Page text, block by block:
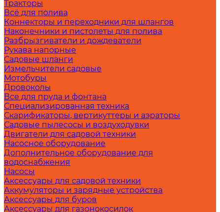
Тракторы
Всё для полива
Коннекторы и переходники для шлангов
Наконечники и пистолеты для полива
Разбрызгиватели и дождеватели
Рукава напорные
Садовые шланги
Измельчители садовые
Мотобуры
Дровоколы
Все для пруда и фонтана
Специализированная техника
Скарификаторы, вертикуттеры и аэраторы
Садовые пылесосы и воздуходувки
Двигатели для садовой техники
Насосное оборудование
Дополнительное оборудование для
водоснабжения
Насосы
Аксессуары для садовой техники
Аккумуляторы и зарядные устройства
Аксессуары для буров
Аксессуары для газонокосилок